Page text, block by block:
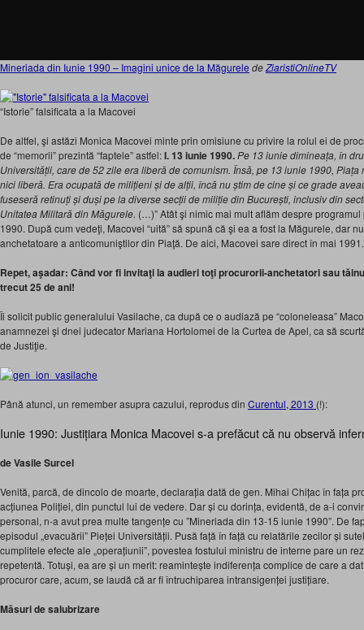
Mineriada din Iunie 1990 – Imagini unice de la Măgurele deZiaristiOnlineTV
“Istorie” falsificata a la Macovei
De altfel, şi astăzi Monica Macovei minte prin omisiune cu privire la rolul ei de
de “memorii” prezintă “faptele” astfel:I. 13 iunie 1990.Pe 13 iunie dimineața, în
Universității, care de 52 zile era liberă de comunism. Însă, pe 13 iunie 1990,
nici liberă. Era ocupată de milițieni și de alții, încă nu știm de cine și ce grade
fuseseră retinuți și duși pe la diverse secții de miliție din București, inclusiv din
Unitatea Militară din Măgurele. (…)” Atât şi nimic mai mult aflăm despre
1990. După cum vedeţi, Macovei “uită” să spună că şi ea a fost la Măgurele, dar
anchetatoare a anticomuniştilor din Piaţă. De aici, Macovei sare direct în mai
Repet, aşadar: Când vor fi invitaţi la audieri toţi procurorii-anchetatori sau
trecut 25 de ani!
Îi solicit public generalului Vasilache, ca după ce o audiază pe “coloneleasa”
anamnezei şi dnei judecator Mariana Hortolomei de la Curtea de Apel, ca să
de Justiţie.
Până atunci, un remember asupra cazului, reprodus din Curentul, 2013 (!):
Iunie 1990: Justițiara Monica Macovei s-a prefăcut că nu observă
de Vasile Surcel
Venită, parcă, de dincolo de moarte, declarația dată de gen. Mihai Chițac în fața
acțiunea Poliției, din punctul lui de vedere. Dar și cu dorința, evidentă, de a-i
personal, n-a avut prea multe tangențe cu ”Mineriada din 13-15 iunie 1990”. De
episodul „evacuării” Pieței Universității. Pusă față în față cu relatările zecilor și
cumplitele efecte ale „operațiunii”, povestea fostului ministru de interne pare un
repetentă. Totuși, ea are și un merit: reamintește indiferența complice de care a
procuror care, acum, se laudă că ar fi întruchiparea intransigenței justițiare.
Măsuri de salubrizare